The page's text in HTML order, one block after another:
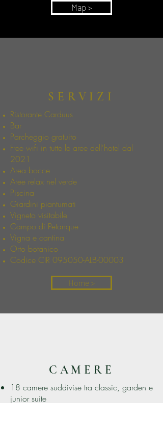
Map >
SERVIZI
Ristorante Carduus
Bar
Parcheggio gratuito
Free wifi in tutte le aree dell'hotel dal
2021
Area bocce
Aree relax nel verde
Piscina
Giardini piantumati
Vigneto visitabile
Campo di Petanque
Vigna e cantina
Orto botanico
Codice CIR 095050-ALB-00003
Home >
CAMERE
18 camere suddivise tra classic, garden e
junior suite